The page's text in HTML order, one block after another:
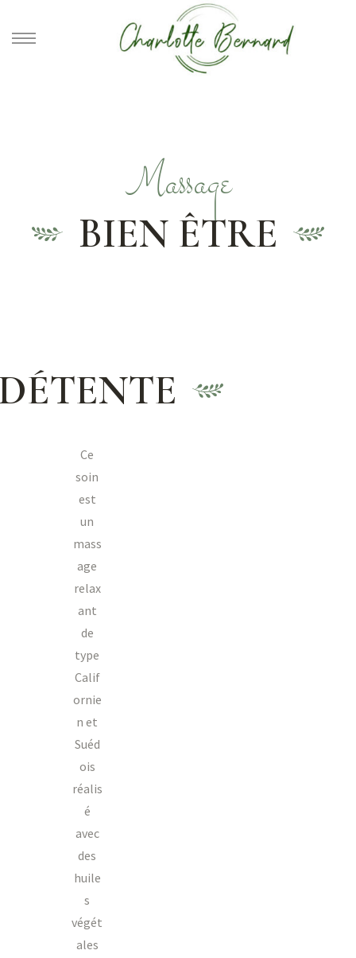
Massage
BIEN ÊTRE
Ce
soin
est
un
mass
age
relax
ant
de
type
Calif
ornie
n et
Suéd
ois
réalis
é
avec
des
huile
s
végét
ales